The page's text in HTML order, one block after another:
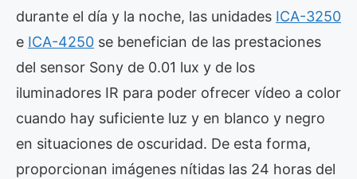
durante el día y la noche, las unidades ICA-3250
e ICA-4250 se benefician de las prestaciones
del sensor Sony de 0.01 lux y de los
iluminadores IR para poder ofrecer vídeo a color
cuando hay suficiente luz y en blanco y negro
en situaciones de oscuridad. De esta forma,
proporcionan imágenes nítidas las 24 horas del